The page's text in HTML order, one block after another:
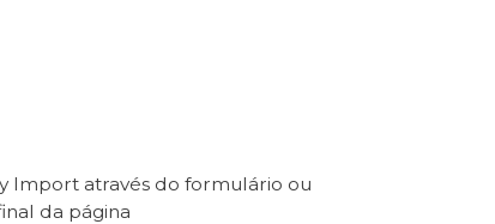
Import através do formulário ou
da página